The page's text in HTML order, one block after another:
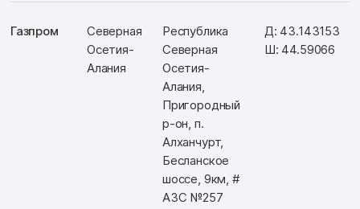
Газпром
Северная
Осетия-
Алания
Республика
Северная
Осетия-
Алания,
Пригородный
р-он, п.
Алханчурт,
Бесланское
шоссе, 9км, #
АЗС №257
Д: 43.143153
Ш: 44.59066